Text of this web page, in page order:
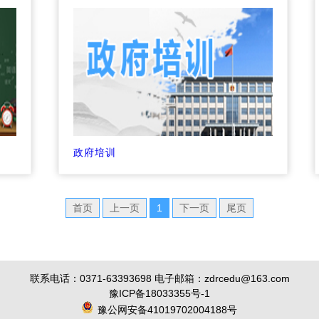
政府培训
首页 上一页 1 下一页 尾页
联系电话：0371-63393698 电子邮箱：zdrcedu@163.com
豫ICP备18033355号-1
豫公网安备41019702004188号